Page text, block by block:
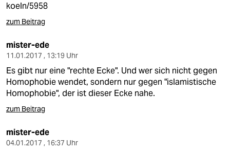
koeln/5958
zum Beitrag
mister-ede
11.01.2017 , 13:19 Uhr
Es gibt nur eine "rechte Ecke". Und wer sich nicht gegen
Homophobie wendet, sondern nur gegen "islamistische
Homophobie", der ist dieser Ecke nahe.
zum Beitrag
mister-ede
04.01.2017 , 16:37 Uhr